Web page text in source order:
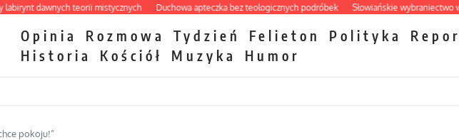
dawnych teorii mistycznych Duchowa apteczka bez teologicznych podróbek Słowiańskie wybraniectwo w
Opinia Rozmowa Tydzień Felieton Polityka
Historia
Kościół Muzyka Humor
pokoju!”